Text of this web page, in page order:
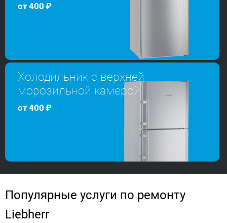
от400 ₽
Холодильник с верхней
морозильной камерой
от400 ₽
Популярные услуги по ремонту
Liebherr